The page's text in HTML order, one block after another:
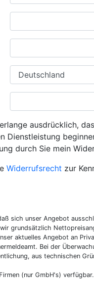
ausdrücklich,
Dienstleistung
durch Sie mein
Widerrufsrecht zur
sich unser Angebot
grundsätzlich
aktuelles Angebot an
Bei der
aus technischen
(nur GmbH's)